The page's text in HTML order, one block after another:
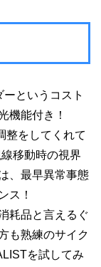
というコスト
機能付き！
整をしてくれて
移動時の視界
、最早異常事態
ス！
耗品と言えるぐ
も熟練のサイク
を試してみ